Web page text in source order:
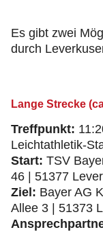
Es gibt zwei
durch
Lange Strecke
Treffpunkt:
Leichtathletik-
Start: TSV
46 | 51377
Ziel: Bayer AG
Allee 3 | 51373